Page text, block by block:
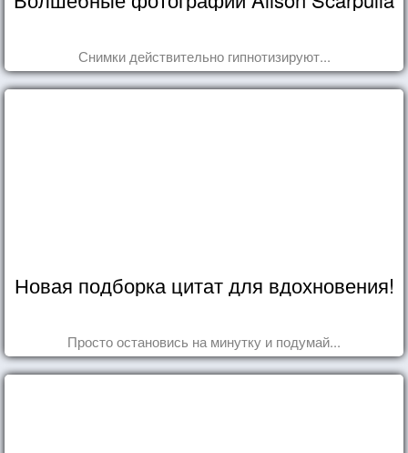
Снимки действительно гипнотизируют...
Новая подборка цитат для вдохновения!
Просто остановись на минутку и подумай...